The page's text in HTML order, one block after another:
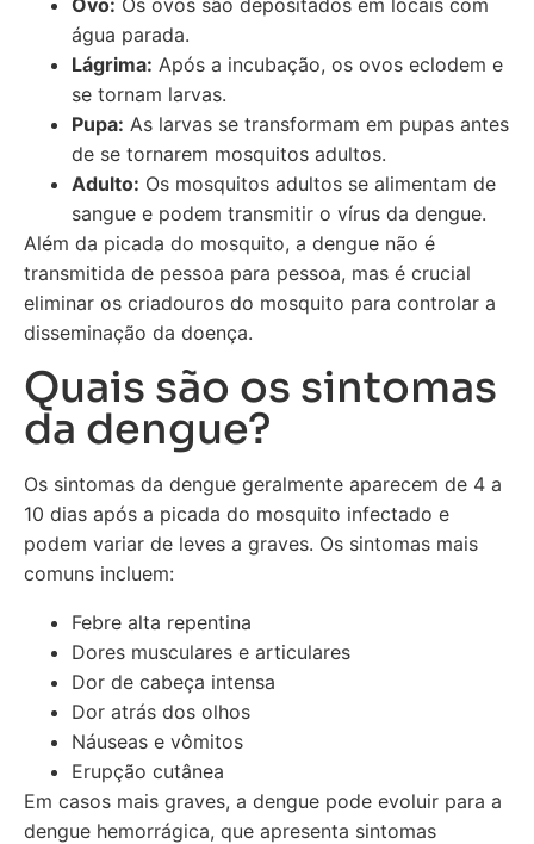
Ovo: Os ovos são depositados em locais com
água parada.
Lágrima: Após a incubação, os ovos eclodem e
se tornam larvas.
Pupa: As larvas se transformam em pupas antes
de se tornarem mosquitos adultos.
Adulto: Os mosquitos adultos se alimentam de
sangue e podem transmitir o vírus da dengue.
Além da picada do mosquito, a dengue não é
transmitida de pessoa para pessoa, mas é crucial
eliminar os criadouros do mosquito para controlar a
disseminação da doença.
Quais são os sintomas
da dengue?
Os sintomas da dengue geralmente aparecem de 4 a
10 dias após a picada do mosquito infectado e
podem variar de leves a graves. Os sintomas mais
comuns incluem:
Febre alta repentina
Dores musculares e articulares
Dor de cabeça intensa
Dor atrás dos olhos
Náuseas e vômitos
Erupção cutânea
Em casos mais graves, a dengue pode evoluir para a
dengue hemorrágica, que apresenta sintomas